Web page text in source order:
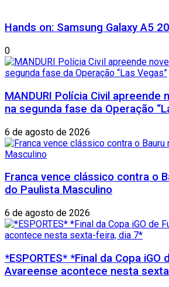
Hands on: Samsung Galaxy A5
0
MANDURI Polícia Civil apreende
na segunda fase da Operação
6 de agosto de 2026
Franca vence clássico contra o
do Paulista Masculino
6 de agosto de 2026
*ESPORTES* *Final da Copa iGO
Avareense acontece nesta